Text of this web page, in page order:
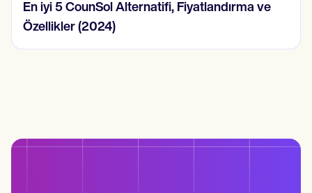
En iyi 5 CounSol Alternatifi, Fiyatlandırma ve
Özellikler (2024)